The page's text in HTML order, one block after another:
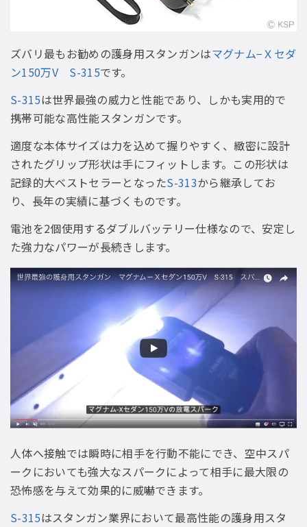
ズバリ最もお勧めの護身用スタンガンはマグナム−Ｘセダ
ン150万V S-315です。
S-315は世界最強の威力と性能であり、しかも実用的で
携帯可能な高性能スタンガンです。
適度な本体サイズは力を込めて握りやすく、緻密に設計
されたグリップ形状は手にフィットします。この形状は
記録的大ベストセラーとなったS-313から継承してお
り、長年の実績に基づくものです。
電池を2個使用するダブルバッテリー仕様なので、安定し
た強力なパワーが長続きします。
人体へ接触では瞬時に相手を行動不能にでき、空中スパ
ークにおいても強大なスパークによって相手に最大限の
恐怖感を与えて効果的に威嚇できます。
S-315はスタンガン業界において最高性能の護身用スタ